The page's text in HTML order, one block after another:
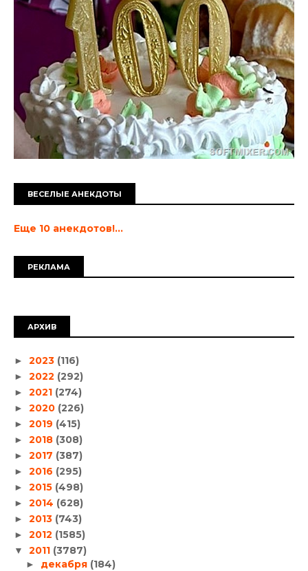
ВЕСЕЛЫЕ АНЕКДОТЫ
Еще 10 анекдотов!...
РЕКЛАМА
АРХИВ
► 2023 (116)
► 2022 (292)
► 2021 (274)
► 2020 (226)
► 2019 (415)
► 2018 (308)
► 2017 (387)
► 2016 (295)
► 2015 (498)
► 2014 (628)
► 2013 (743)
► 2012 (1585)
▼ 2011 (3787)
► декабря (184)